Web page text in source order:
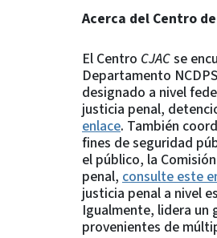
Acerca del Centro
El Centro CJACse
Departamento
designado a nivel
justicia penal,
enlace. También
fines de seguridad
el público, la
penal, consulte este
justicia penal a nivel
Igualmente, lidera un
provenientes de